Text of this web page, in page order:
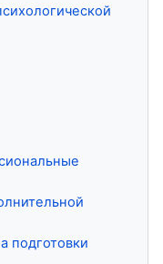
подготовки